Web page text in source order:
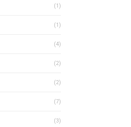
(1)
(1)
(4)
(2)
(2)
(7)
(3)